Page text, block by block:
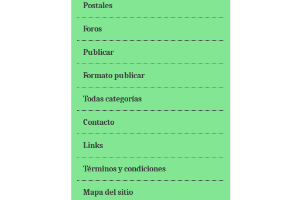
Postales
Foros
Publicar
Formato publicar
Todas categorías
Contacto
Links
Términos y condiciones
Mapa del sitio